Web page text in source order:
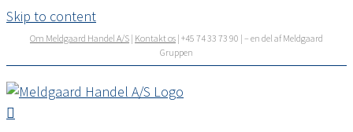
Skip to content
Om Meldgaard Handel A/S | Kontakt os | +45 74 33 73 90 | – en del af Meldgaard
Gruppen